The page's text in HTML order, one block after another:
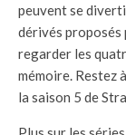
peuvent se
dérivés proposés
regarder les
mémoire. Restez
la saison 5 de